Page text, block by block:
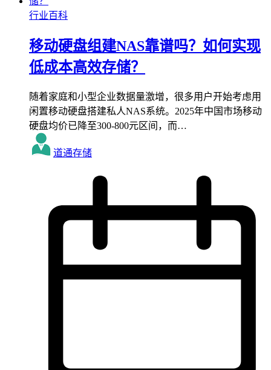
行业百科
移动硬盘组建NAS靠谱吗？如何实现
低成本高效存储？
随着家庭和小型企业数据量激增，很多用户开始考虑用
闲置移动硬盘搭建私人NAS系统。2025年中国市场移动
硬盘均价已降至300-800元区间，而…
道通存储